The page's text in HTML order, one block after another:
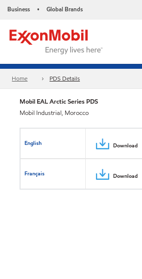
Business • Global Brands
Home PDS Details
Mobil EAL Arctic Series PDS
Mobil Industrial, Morocco
English Download
Français Download